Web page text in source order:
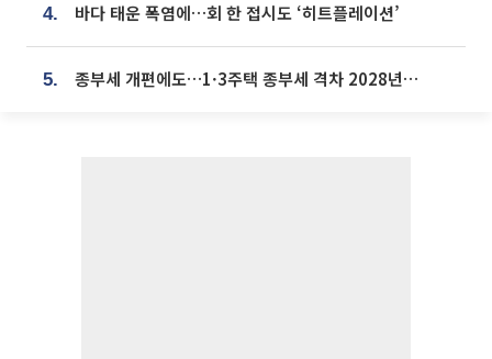
4. 바다 태운 폭염에…회 한 접시도 ‘히트플레이션’
5. 종부세 개편에도…1·3주택 종부세 격차 2028년부터 확대